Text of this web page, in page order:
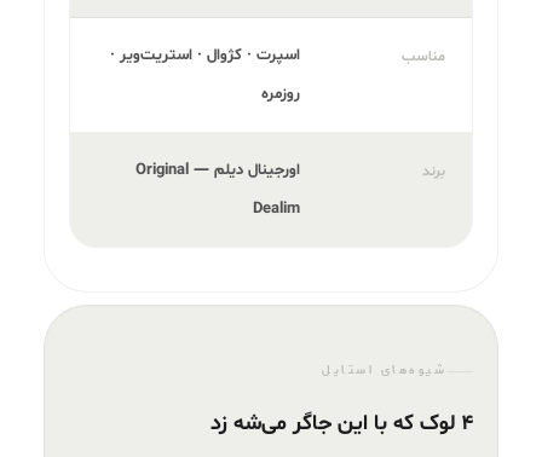
مناسب
اسپرت · کژوال · استریت‌ویر ·
روزمره
برند
اورجینال دیلم — Original
Dealim
شیوه‌های استایل
۴ لوک که با این جاگر می‌شه زد